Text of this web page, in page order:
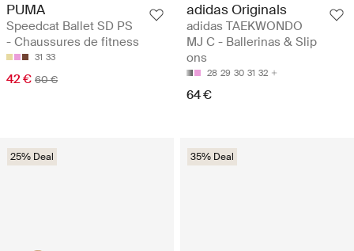
PUMA
Speedcat Ballet SD PS
- Chaussures de fitness
31 33
42 € 60 €
adidas Originals
adidas TAEKWONDO
MJ C - Ballerinas & Slip
ons
28 29 30 31 32
64 €
25% Deal 35% Deal